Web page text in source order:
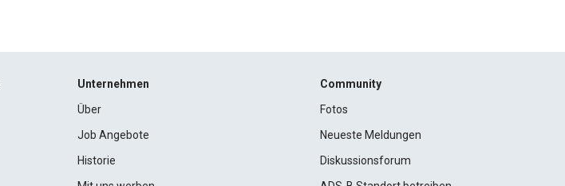
Unternehmen
Über
Job Angebote
Historie
Community
Fotos
Neueste Meldungen
Diskussionsforum